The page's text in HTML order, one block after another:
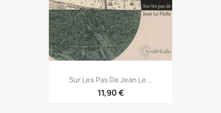
Sur Les Pas De Jean Le...
11,90 €